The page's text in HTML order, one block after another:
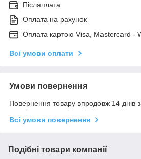
Післяплата
Оплата на рахунок
Оплата картою Visa, Mastercard -
Всі умови оплати
Умови повернення
Повернення товару впродовж 14 днів
Всі умови повернення
Подібні товари компанії